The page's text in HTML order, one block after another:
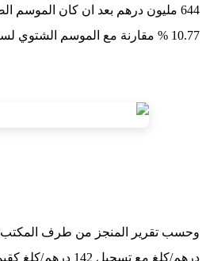
10.77 % مقارنة مع الموسم الشتوي لسنة 2024.
درهم/كلغ مع تسجيل 142 درهم/كلغ كقيمة قصوى سجلت بقرية الصيد لاساركا، خلافا للفترة من السنة الفارطة إذ سجل انذاك فقط 99.7 درهم/كلغ.